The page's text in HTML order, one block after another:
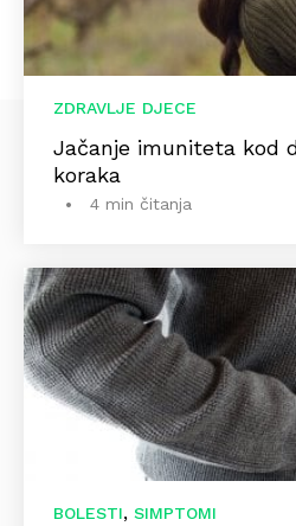
ZDRAVLJE DJECE
Jačanje imuniteta kod
koraka
4 min čitanja
BOLESTI, SIMPTOMI